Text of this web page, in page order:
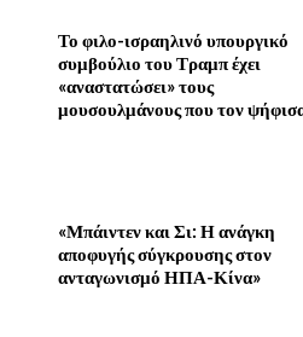
Το φιλο-ισραηλινό υπουργικό
συμβούλιο του Τραμπ έχει
«αναστατώσει» τους
μουσουλμάνους που τον
«Μπάιντεν και Σι: Η ανάγκη
αποφυγής σύγκρουσης στον
ανταγωνισμό ΗΠΑ-Κίνα»